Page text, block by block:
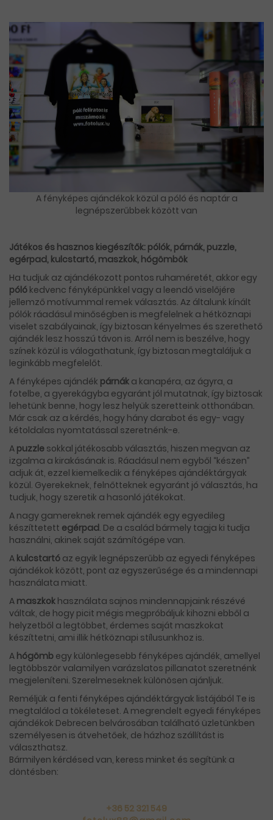
A fényképes ajándékok közül a póló és naptár a
legnépszerűbbek között van
Játékos és hasznos kiegészítők: pólók, párnák, puzzle,
egérpad, kulcstartó, maszkok, hógömbök
Ha tudjuk az ajándékozott pontos ruhaméretét, akkor egy
póló kedvenc fényképünkkel vagy a leendő viselőjére
jellemző motívummal remek választás. Az általunk kínált
pólók ráadásul minőségben is megfelelnek a hétköznapi
viselet szabályainak, így biztosan kényelmes és szerethető
ajándék lesz hosszú távon is. Arról nem is beszélve, hogy
színek közül is válogathatunk, így biztosan megtaláljuk a
leginkább megfelelőt.
A fényképes ajándék párnák a kanapéra, az ágyra, a
fotelbe, a gyerekágyba egyaránt jól mutatnak, így biztosak
lehetünk benne, hogy lesz helyük szeretteink otthonában.
Már csak az a kérdés, hogy hány darabot és egy- vagy
kétoldalas nyomtatással szeretnénk-e.
A puzzle sokkal játékosabb választás, hiszen megvan az
izgalma a kirakásának is. Ráadásul nem egyből “készen”
adjuk át, ezzel kiemelkedik a fényképes ajándéktárgyak
közül. Gyerekeknek, felnőtteknek egyaránt jó választás, ha
tudjuk, hogy szeretik a hasonló játékokat.
A nagy gamereknek remek ajándék egy egyedileg
készíttetett egérpad. De a család bármely tagja ki tudja
használni, akinek saját számítógépe van.
A kulcstartó az egyik legnépszerűbb az egyedi fényképes
ajándékok között, pont az egyszerűsége és a mindennapi
használata miatt.
A maszkok használata sajnos mindennapjaink részévé
váltak, de hogy picit mégis megpróbáljuk kihozni ebből a
helyzetből a legtöbbet, érdemes saját maszkokat
készíttetni, ami illik hétköznapi stílusunkhoz is.
A hógömb egy különlegesebb fényképes ajándék, amellyel
legtöbbször valamilyen varázslatos pillanatot szeretnénk
megjeleníteni. Szerelmeseknek különösen ajánljuk.
Reméljük a fenti fényképes ajándéktárgyak listájából Te is
megtalálod a tökéleteset. A megrendelt egyedi fényképes
ajándékok Debrecen belvárosában található üzletünkben
személyesen is átvehetőek, de házhoz szállítást is
választhatsz.
Bármilyen kérdésed van, keress minket és segítünk a
döntésben:
+36 52 321 549